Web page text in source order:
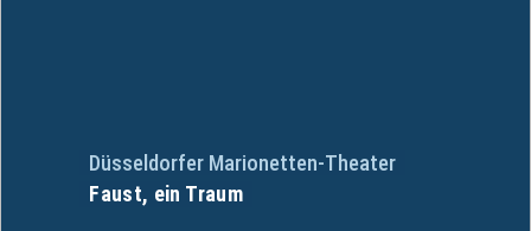
Düsseldorfer Marionetten-Theater
Faust, ein Traum